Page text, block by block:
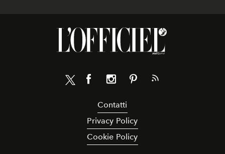
Contatti
Privacy Policy
Cookie Policy